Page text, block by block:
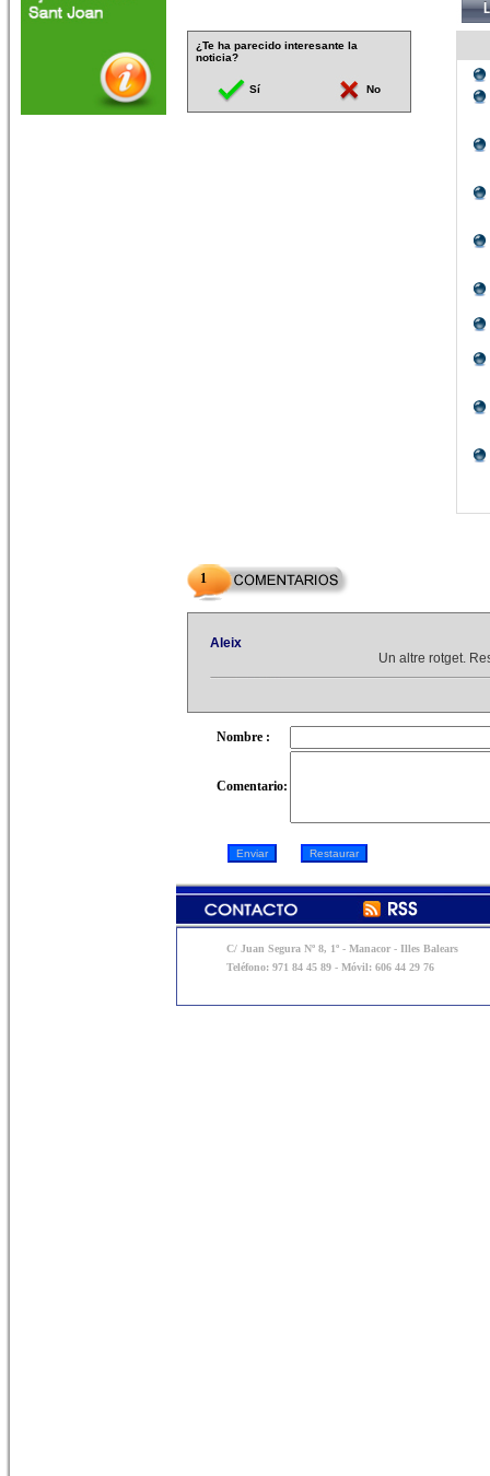
¿Te ha parecido interesante la
noticia?
Sí No
1
Aleix
Un altre rotget.
Nombre :
Comentario:
C/ Juan Segura Nº 8, 1º - Manacor - Illes Balears
Teléfono: 971 84 45 89 - Móvil: 606 44 29 76